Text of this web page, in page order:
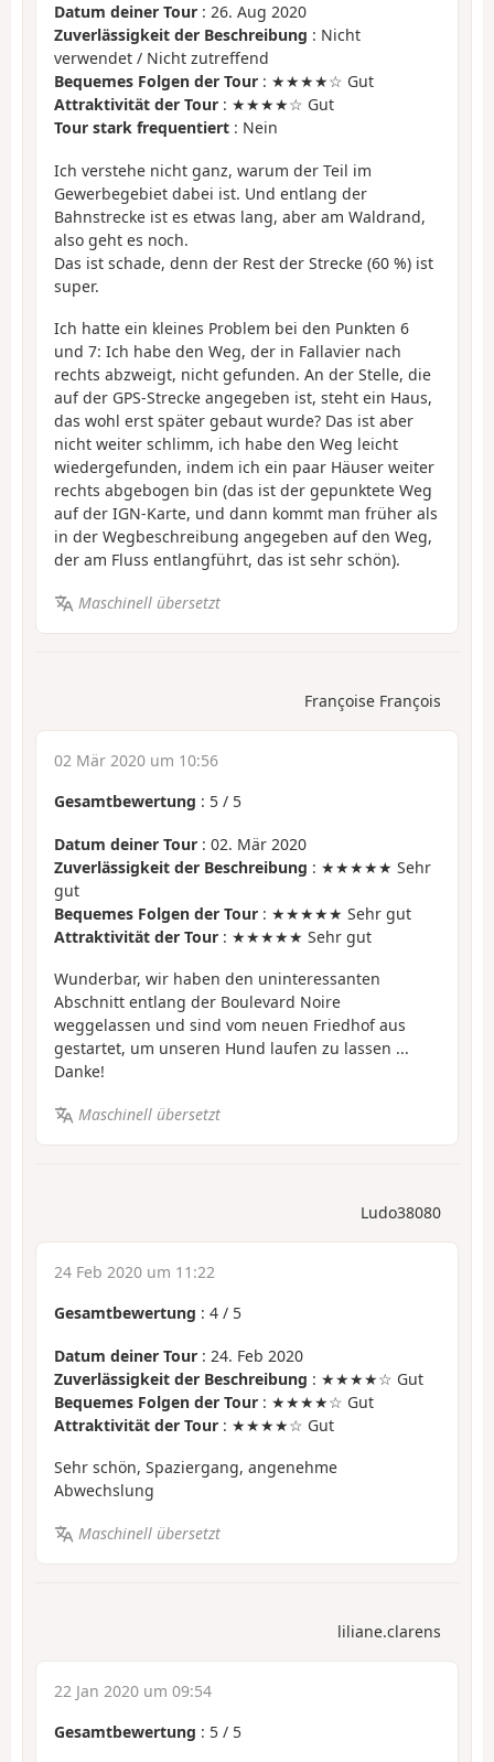
Datum deiner Tour : 26. Aug 2020
Zuverlässigkeit der Beschreibung : Nicht
verwendet / Nicht zutreffend
Bequemes Folgen der Tour : ★★★★☆ Gut
Attraktivität der Tour : ★★★★☆ Gut
Tour stark frequentiert : Nein
Ich verstehe nicht ganz, warum der Teil im
Gewerbegebiet dabei ist. Und entlang der
Bahnstrecke ist es etwas lang, aber am Waldrand,
also geht es noch.
Das ist schade, denn der Rest der Strecke (60 %) ist
super.
Ich hatte ein kleines Problem bei den Punkten 6
und 7: Ich habe den Weg, der in Fallavier nach
rechts abzweigt, nicht gefunden. An der Stelle, die
auf der GPS-Strecke angegeben ist, steht ein Haus,
das wohl erst später gebaut wurde? Das ist aber
nicht weiter schlimm, ich habe den Weg leicht
wiedergefunden, indem ich ein paar Häuser weiter
rechts abgebogen bin (das ist der gepunktete Weg
auf der IGN-Karte, und dann kommt man früher als
in der Wegbeschreibung angegeben auf den Weg,
der am Fluss entlangführt, das ist sehr schön).
Maschinell übersetzt
Françoise François
02 Mär 2020 um 10:56
Gesamtbewertung : 5 / 5
Datum deiner Tour : 02. Mär 2020
Zuverlässigkeit der Beschreibung : ★★★★★ Sehr
gut
Bequemes Folgen der Tour : ★★★★★ Sehr gut
Attraktivität der Tour : ★★★★★ Sehr gut
Wunderbar, wir haben den uninteressanten
Abschnitt entlang der Boulevard Noire
weggelassen und sind vom neuen Friedhof aus
gestartet, um unseren Hund laufen zu lassen ...
Danke!
Maschinell übersetzt
Ludo38080
24 Feb 2020 um 11:22
Gesamtbewertung : 4 / 5
Datum deiner Tour : 24. Feb 2020
Zuverlässigkeit der Beschreibung : ★★★★☆ Gut
Bequemes Folgen der Tour : ★★★★☆ Gut
Attraktivität der Tour : ★★★★☆ Gut
Sehr schön, Spaziergang, angenehme
Abwechslung
Maschinell übersetzt
liliane.clarens
22 Jan 2020 um 09:54
Gesamtbewertung : 5 / 5